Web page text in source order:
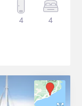
4 4